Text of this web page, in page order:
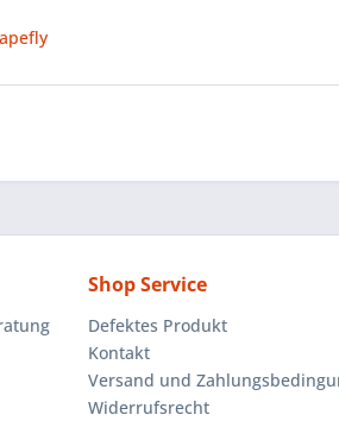
Shop Service
Defektes Produkt
Kontakt
Versand und
Widerrufsrecht